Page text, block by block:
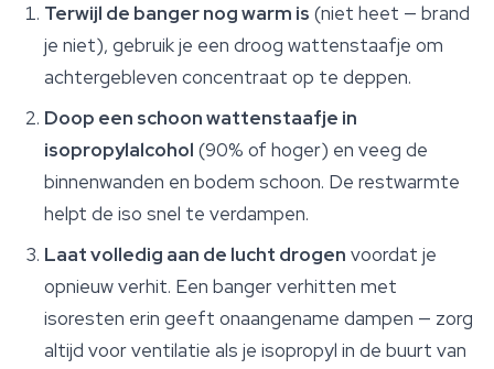
Terwijl de banger nog warm is (niet heet — brand
je niet), gebruik je een droog wattenstaafje om
achtergebleven concentraat op te deppen.
Doop een schoon wattenstaafje in
isopropylalcohol (90% of hoger) en veeg de
binnenwanden en bodem schoon. De restwarmte
helpt de iso snel te verdampen.
Laat volledig aan de lucht drogen voordat je
opnieuw verhit. Een banger verhitten met
isoresten erin geeft onaangename dampen — zorg
altijd voor ventilatie als je isopropyl in de buurt van